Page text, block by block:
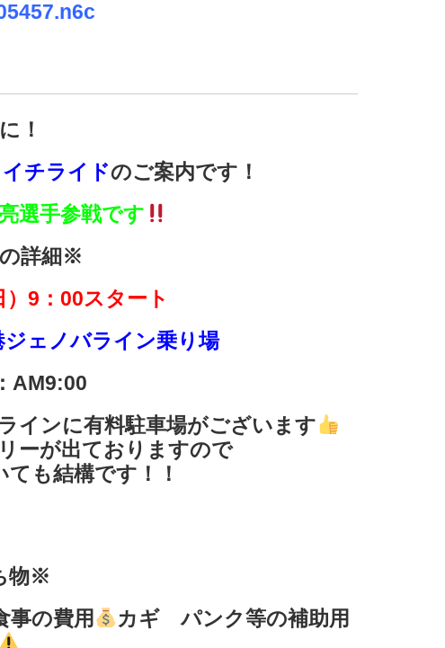
！
チライドのご案内です！
選手参戦です
詳細※
9：00スタート
ジェノバライン乗り場
AM9:00
インに有料駐車場がございます
ーが出ておりますので
も結構です！！
物※
事の費用
カギ パンク等の補助用